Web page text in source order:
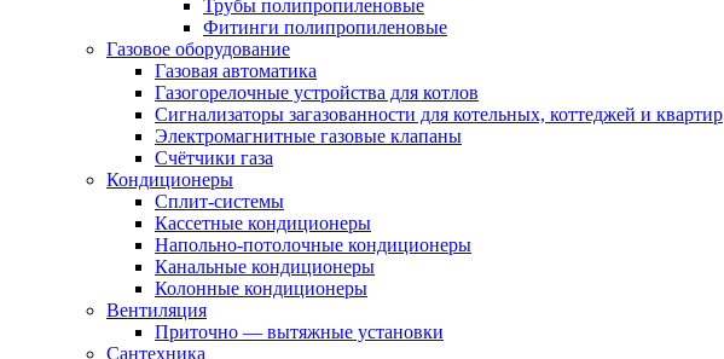
Трубы полипропиленовые
Фитинги полипропиленовые
Газовое оборудование
Газовая автоматика
Газогорелочные устройства для котлов
Сигнализаторы загазованности для котельных, коттеджей и квартир
Электромагнитные газовые клапаны
Счётчики газа
Кондиционеры
Сплит-системы
Кассетные кондиционеры
Напольно-потолочные кондиционеры
Канальные кондиционеры
Колонные кондиционеры
Вентиляция
Приточно — вытяжные установки
Сантехника